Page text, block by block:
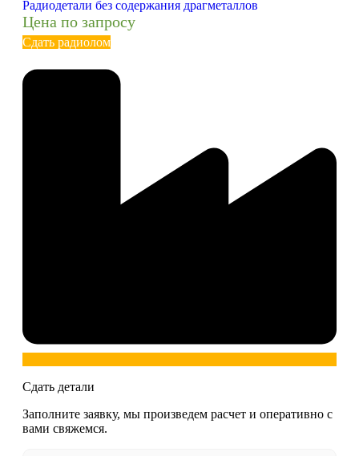
Радиодетали без содержания драгметаллов
Цена по запросу
Сдать радиолом
Сдать детали
Заполните заявку, мы произведем расчет и оперативно с
вами свяжемся.